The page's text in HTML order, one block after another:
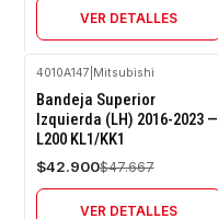
VER DETALLES
-10%
OFF
Agotado
4010A147 Mitsubishi
Bandeja Superior
Izquierda (LH) 2016-2023 —
L200 KL1/KK1
$42.900$47.667
VER DETALLES